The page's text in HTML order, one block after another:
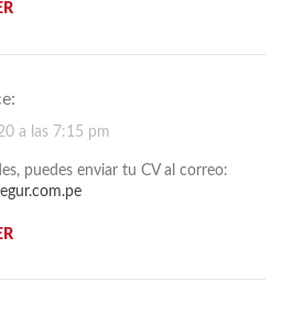
a las 7:15 pm
puedes enviar tu CV al correo: